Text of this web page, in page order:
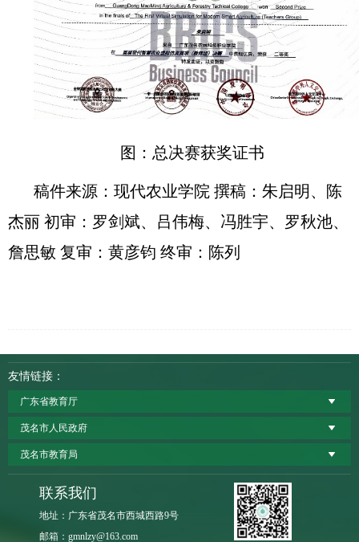
图：总决赛获奖证书
稿件来源：现代农业学院 撰稿：朱启明、陈
杰丽 初审：罗剑斌、吕伟梅、冯胜宇、罗秋池、
詹思敏 复审：黄彦钧 终审：陈列
友情链接：
广东省教育厅
茂名市人民政府
茂名市教育局
联系我们
地址：广东省茂名市西城西路9号
邮箱：gmnlzy@163.com